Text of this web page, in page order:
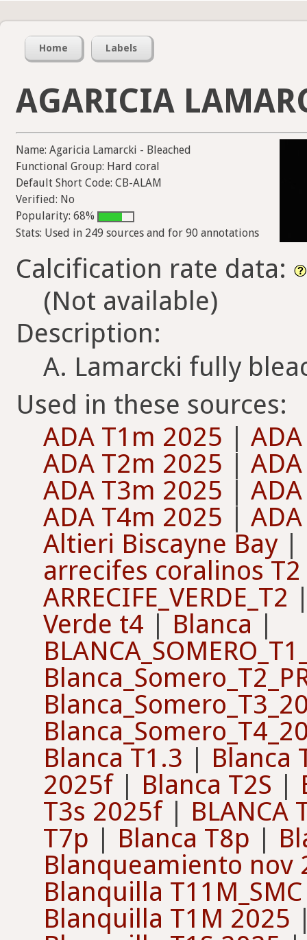
Home Labels
AGARICIA
Name: Agaricia Lamarcki - Bleached
Functional Group: Hard coral
Default Short Code: CB-ALAM
Verified: No
Popularity: 68%
Stats: Used in 249 sources and for 90 annotations
Calcification rate data:
(Not available)
Description:
A. Lamarcki fully
Used in these sources:
ADA T1m 2025 |
ADA T2m 2025 |
ADA T3m 2025 |
ADA T4m 2025 |
Altieri Biscayne Bay|
arrecifes coralinos T2
ARRECIFE_VERDE_T2
Verde t4 | Blanca |
Blanca T1.3 | Blanca
2025f| Blanca T2S |
T3s 2025f| BLANCA
T7p | Blanca T8p |
Blanqueamiento nov
Blanquilla T11M_SMC
Blanquilla T1M 2025